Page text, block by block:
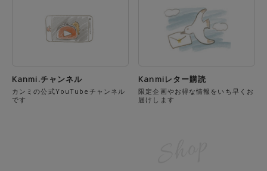
Kanmi.チャンネル
カンミの公式YouTubeチャンネル
です
Kanmiレター購読
限定企画やお得な情報をいち早くお
届けします